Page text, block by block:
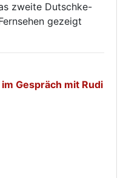
zweite Dutschke-
gezeigt
Gespräch mit Rudi